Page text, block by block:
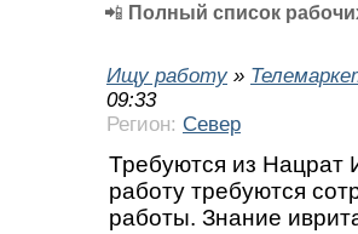
📲 Полный список
Ищу работу »
09:33
Регион: Север
Требуются из
работу требуются
работы. Знание